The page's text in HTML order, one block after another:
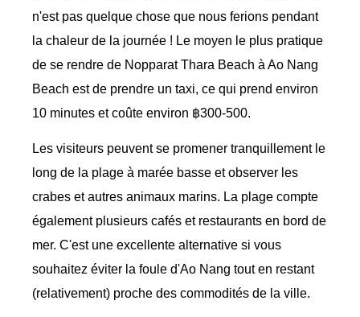
n'est pas quelque chose que nous ferions pendant
la chaleur de la journée ! Le moyen le plus pratique
de se rendre de Nopparat Thara Beach à Ao Nang
Beach est de prendre un taxi, ce qui prend environ
10 minutes et coûte environ ฿300-500.
Les visiteurs peuvent se promener tranquillement le
long de la plage à marée basse et observer les
crabes et autres animaux marins. La plage compte
également plusieurs cafés et restaurants en bord de
mer. C'est une excellente alternative si vous
souhaitez éviter la foule d'Ao Nang tout en restant
(relativement) proche des commodités de la ville.